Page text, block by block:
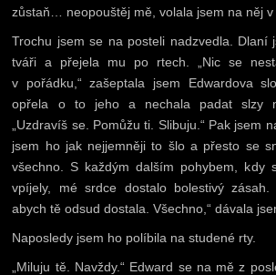
zůstaň… neopouštěj mě, volala jsem na něj v
Trochu jsem se na posteli nadzvedla. Dlaní
tváři a přejela mu po rtech. „Nic se
v pořádku,“ zašeptala jsem Edwardova
opřela o to jeho a nechala padat slzy
„Uzdravíš se. Pomůžu ti. Slibuju.“ Pak jsem
jsem ho jak nejjemněji to šlo a přesto se
všechno. S každým dalším pohybem, kdy
vpíjely, mé srdce dostalo bolestivý zásah.
abych tě odsud dostala. Všechno,“ dávala
Naposledy jsem ho políbila na studené rty.
„Miluju tě. Navždy.“ Edward se na mě z